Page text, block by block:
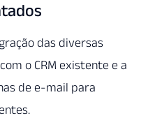
das diversas
o CRM existente e a
de e-mail para